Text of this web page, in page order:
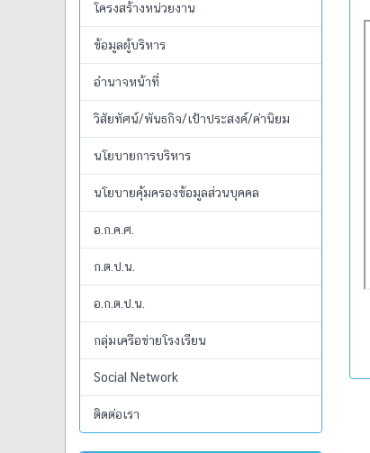
โครงสร้างหน่วยงาน
ข้อมูลผู้บริหาร
อำนาจหน้าที่
วิสัยทัศน์/พันธกิจ/เป้าประสงค์/ค่านิยม
นโยบายการบริหาร
นโยบายคุ้มครองข้อมูลส่วนบุคคล
อ.ก.ค.ศ.
ก.ต.ป.น.
อ.ก.ต.ป.น.
กลุ่มเครือข่ายโรงเรียน
Social Network
ติดต่อเรา